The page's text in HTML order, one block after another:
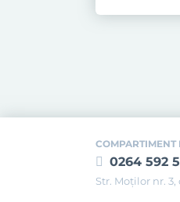
COMPARTIMENT
0264 592
Str. Moţilor nr. 3,